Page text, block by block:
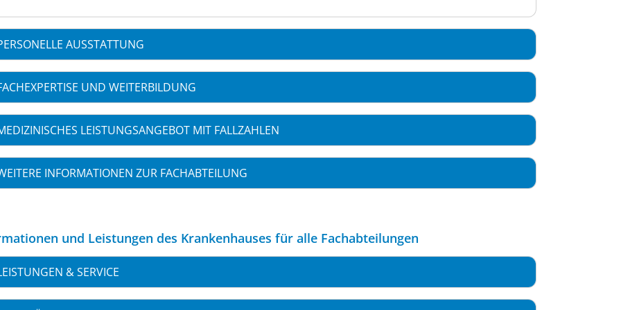
AUSSTATTUNG
UND WEITERBILDUNG
LEISTUNGSANGEBOT MIT FALLZAHLEN
INFORMATIONEN ZUR FACHABTEILUNG
und Leistungen des Krankenhauses für alle Fachabteilungen
& SERVICE